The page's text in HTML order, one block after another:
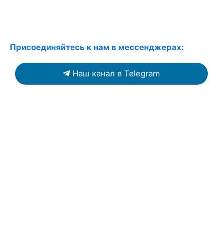
Присоединяйтесь к нам в мессенджерах:
Наш канал в Telegram